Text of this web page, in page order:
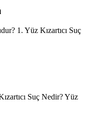
1. Yüz Kızartıcı Suç
Suç Nedir? Yüz